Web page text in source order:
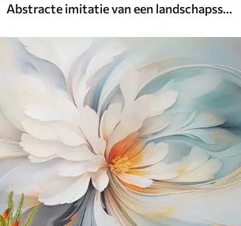
Abstracte imitatie van een landschapsschilderij met blauwe en witte penseelstreken, moderne stijl